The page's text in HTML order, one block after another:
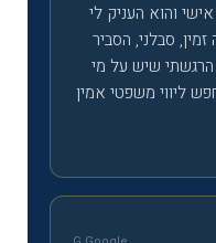
והוא העניק לי
סבלני, הסביר
הרגשתי שיש על מי
ליווי משפטי אמין